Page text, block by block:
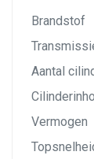
Brandstof
Aantal
Vermogen